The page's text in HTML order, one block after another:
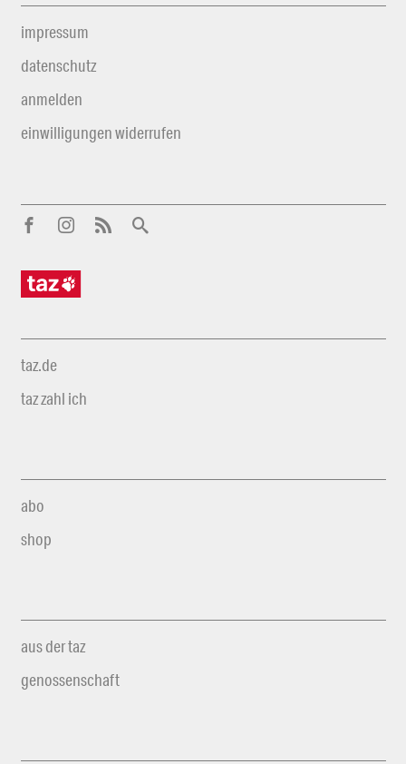
impressum
datenschutz
anmelden
einwilligungen widerrufen
taz.de
taz zahl ich
abo
shop
aus der taz
genossenschaft